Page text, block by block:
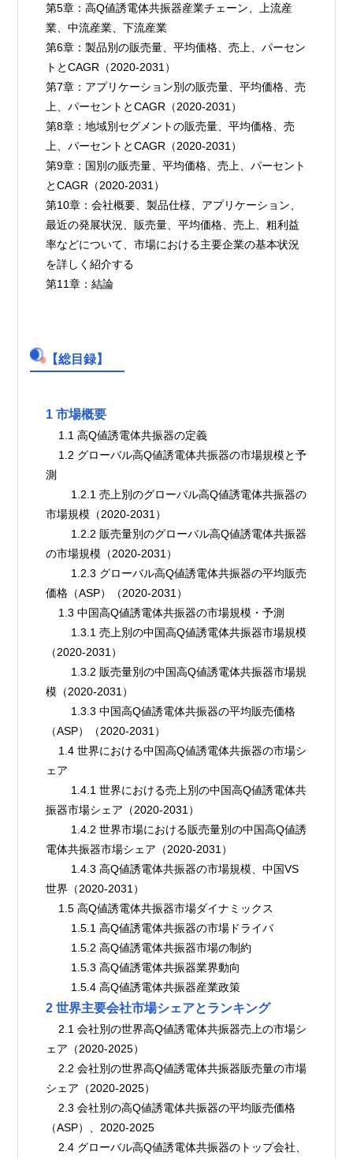
第5章：高Q値誘電体共振器産業チェーン、上流産
業、中流産業、下流産業
第6章：製品別の販売量、平均価格、売上、パーセン
トとCAGR（2020-2031）
第7章：アプリケーション別の販売量、平均価格、売
上、パーセントとCAGR（2020-2031）
第8章：地域別セグメントの販売量、平均価格、売
上、パーセントとCAGR（2020-2031）
第9章：国別の販売量、平均価格、売上、パーセント
とCAGR（2020-2031）
第10章：会社概要、製品仕様、アプリケーション、
最近の発展状況、販売量、平均価格、売上、粗利益
率などについて、市場における主要企業の基本状況
を詳しく紹介する
第11章：結論
【総目録】
1 市場概要
    1.1 高Q値誘電体共振器の定義
測
市場規模（2020-2031）
の市場規模（2020-2031）
価格（ASP）（2020-2031）
    1.3 中国高Q値誘電体共振器の市場規模・予測
（2020-2031）
模（2020-2031）
（ASP）（2020-2031）
ェア
振器市場シェア（2020-2031）
電体共振器市場シェア（2020-2031）
世界（2020-2031）
    1.5 高Q値誘電体共振器市場ダイナミックス
        1.5.1 高Q値誘電体共振器の市場ドライバ
        1.5.2 高Q値誘電体共振器市場の制約
        1.5.3 高Q値誘電体共振器業界動向
        1.5.4 高Q値誘電体共振器産業政策
2 世界主要会社市場シェアとランキング
ェア（2020-2025）
シェア（2020-2025）
（ASP）、2020-2025